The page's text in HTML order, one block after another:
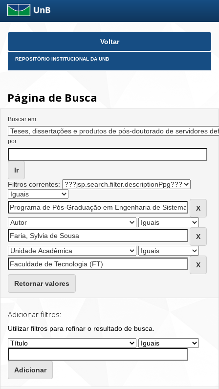
Skip
Voltar
REPOSITÓRIO INSTITUCIONAL DA UNB
Página de Busca
Buscar em:
por
Filtros correntes:
Retornar valores
Adicionar filtros:
Utilizar filtros para refinar o resultado de busca.